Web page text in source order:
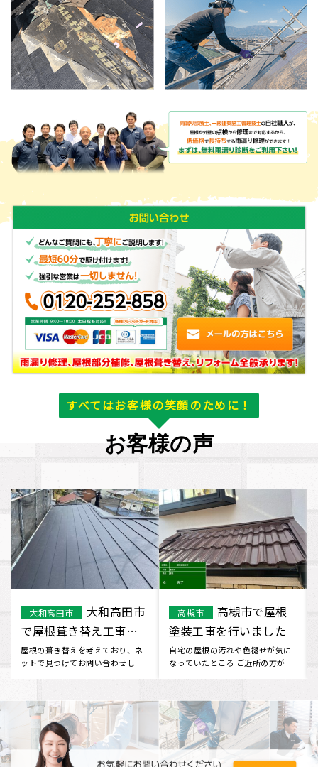
すべてはお客様の笑顔のために！
お客様の声
大阪府
守口市 T様 屋
根塗装工事になります。
屋根の状態が気になっており、ち
ょうど近所で工事をやっていた、
その他のエリア
和歌山
市で屋根葺き替え工事
を行いました。
屋根の事は以前から気になってい
ましたが、どこに問い合わせてい